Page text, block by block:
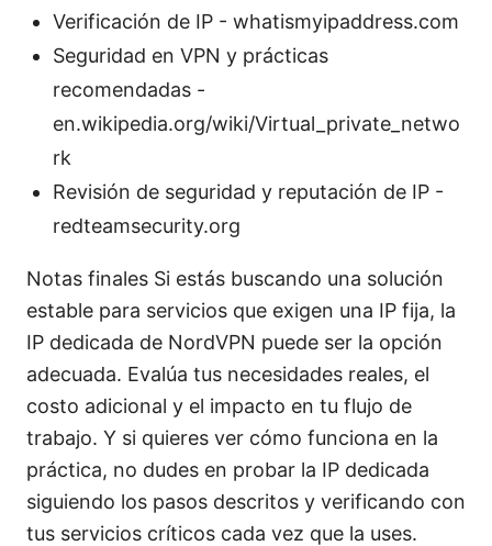
Verificación de IP - whatismyipaddress.com
Seguridad en VPN y prácticas
recomendadas -
en.wikipedia.org/wiki/Virtual_private_netwo
rk
Revisión de seguridad y reputación de IP -
redteamsecurity.org
Notas finales Si estás buscando una solución
estable para servicios que exigen una IP fija, la
IP dedicada de NordVPN puede ser la opción
adecuada. Evalúa tus necesidades reales, el
costo adicional y el impacto en tu flujo de
trabajo. Y si quieres ver cómo funciona en la
práctica, no dudes en probar la IP dedicada
siguiendo los pasos descritos y verificando con
tus servicios críticos cada vez que la uses.